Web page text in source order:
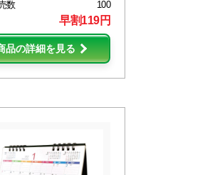
数
100
早割119円
品の詳細を見る